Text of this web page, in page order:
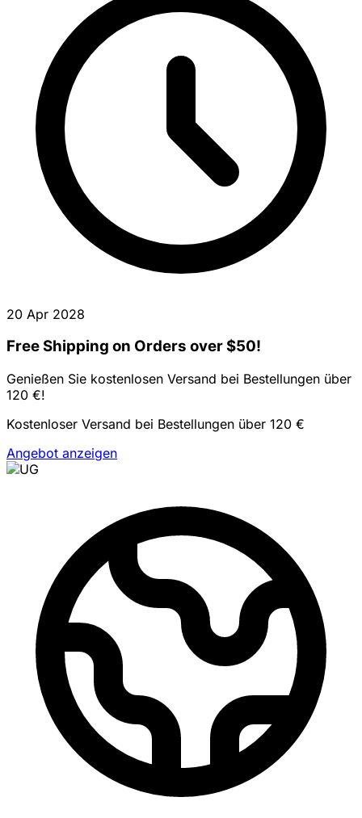
20 Apr 2028
Free Shipping on Orders over $50!
Genießen Sie kostenlosen Versand bei Bestellungen über
120 €!
Kostenloser Versand bei Bestellungen über 120 €
Angebot anzeigen